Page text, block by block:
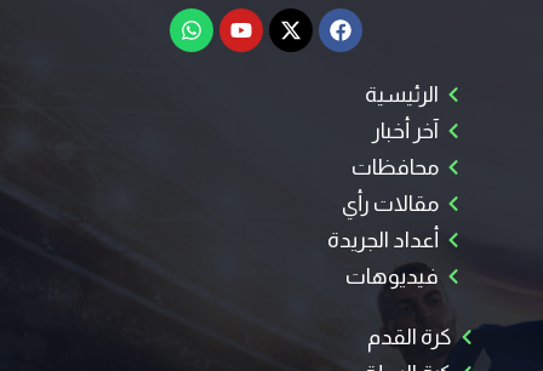
الرئيسية
آخر أخبار
محافظات
مقالات رأي
أعداد الجريدة
فيديوهات
كرة القدم